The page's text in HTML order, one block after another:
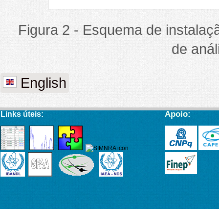
Figura 2 - Esquema de
de
English
Links úteis: Apoio: